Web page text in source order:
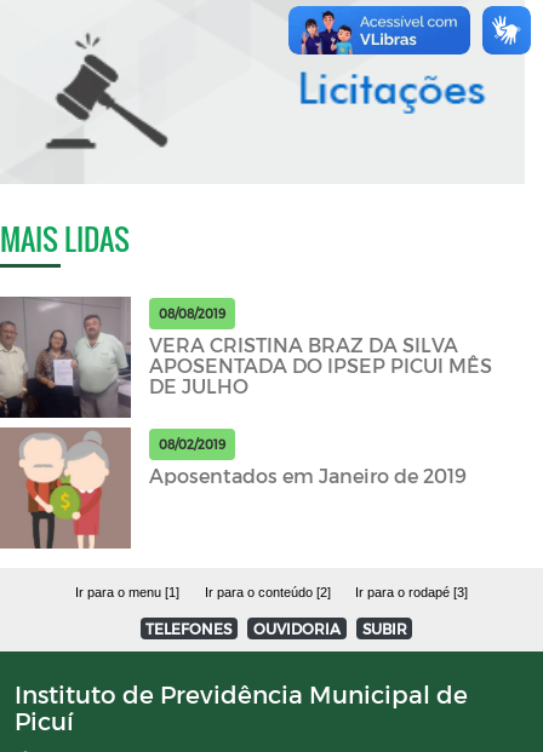
MAIS LIDAS
08/08/2019
VERA CRISTINA BRAZ DA SILVA
APOSENTADA DO IPSEP PICUI MÊS
DE JULHO
08/02/2019
Aposentados em Janeiro de 2019
Ir para o menu [1] Ir para o conteúdo [2] Ir para o rodapé [3]
TELEFONES OUVIDORIA SUBIR
Instituto de Previdência Municipal de
Picuí